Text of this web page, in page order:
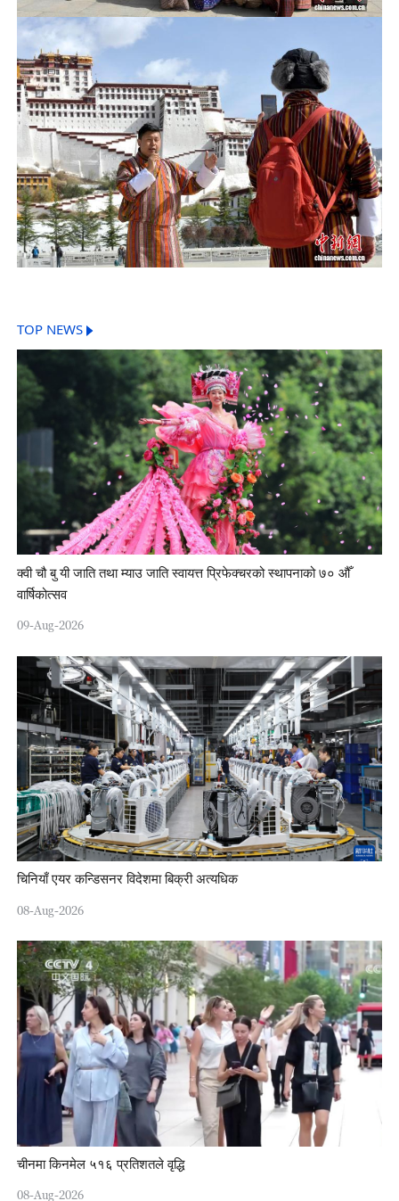
TOP NEWS
क्वी चौ बु यी जाति तथा म्याउ जाति स्वायत्त प्रिफेक्चरको स्थापनाको ७० औँ
वार्षिकोत्सव
09-Aug-2026
चिनियाँ एयर कन्डिसनर विदेशमा बिक्री अत्यधिक
08-Aug-2026
चीनमा किनमेल ५१६ प्रतिशतले वृद्धि
08-Aug-2026